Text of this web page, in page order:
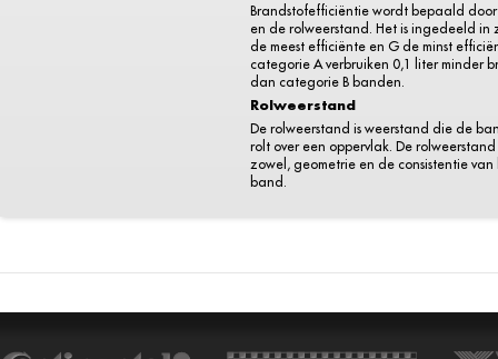
Brandstofefficiëntie wordt bepaald
en de rolweerstand. Het is ingedeeld in
de meest efficiënte en G de minst
categorie A verbruiken 0,1 liter minder
dan categorie B banden.
Rolweerstand
De rolweerstand is weerstand die de
rolt over een oppervlak. De
zowel, geometrie en de consistentie
band.